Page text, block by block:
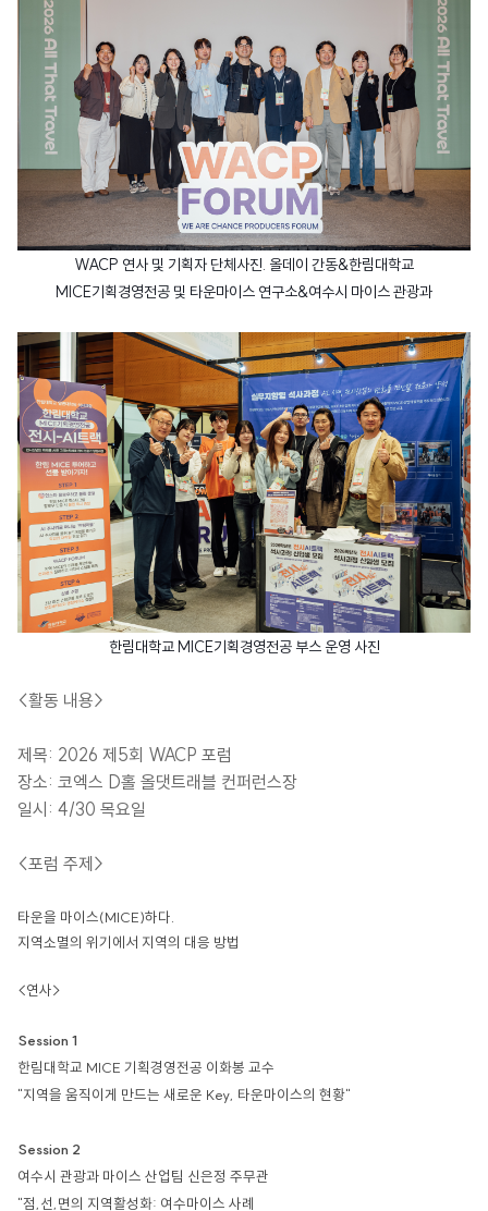
WACP 연사 및 기획자 단체사진. 올데이 간동&한림대학교
MICE기획경영전공 및 타운마이스 연구소&여수시 마이스 관광과
한림대학교 MICE기획경영전공 부스 운영 사진
<활동 내용>
제목: 2026 제5회 WACP 포럼
장소: 코엑스 D홀 올댓트래블 컨퍼런스장
일시: 4/30 목요일
<포럼 주제>
타운을 마이스(MICE)하다.
지역소멸의 위기에서 지역의 대응 방법
<연사>
Session 1
한림대학교 MICE 기획경영전공 이화봉 교수
"지역을 움직이게 만드는 새로운 Key, 타운마이스의 현황"
Session 2
여수시 관광과 마이스 산업팀 신은정 주무관
"점,선,면의 지역활성화: 여수마이스 사례